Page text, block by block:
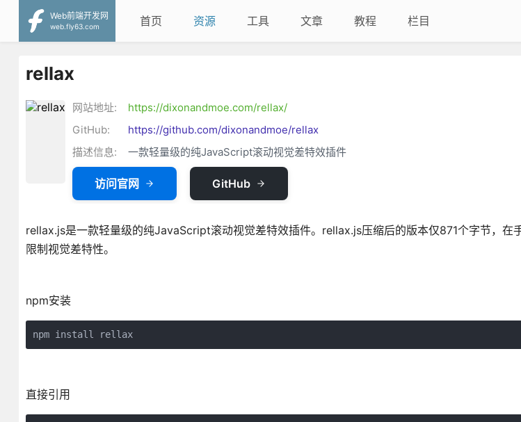
Web前端开发网
web.fly63.com
首页 资源 工具 文章 教程 栏目
rellax
网站地址:
https://dixonandmoe.com/rellax/
GitHub:
https://github.com/dixonandmoe/rellax
描述信息:
一款轻量级的纯JavaScript滚动视觉差特效插件
访问官网 GitHub
rellax.js是一款轻量级的纯JavaScript滚动视觉差特效插件。rellax.js压缩后的版本仅871个字节，在
限制视觉差特性。
npm安装
npm install rellax
直接引用